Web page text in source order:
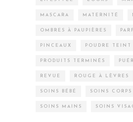
MASCARA MATERNITÉ
OMBRES À PAUPIÈRES
PINCEAUX POUDRE TEINT
PRODUITS TERMINÉS
REVUE ROUGE À LÈVRES
SOINS BÉBÉ SOINS CORPS
SOINS MAINS SOINS